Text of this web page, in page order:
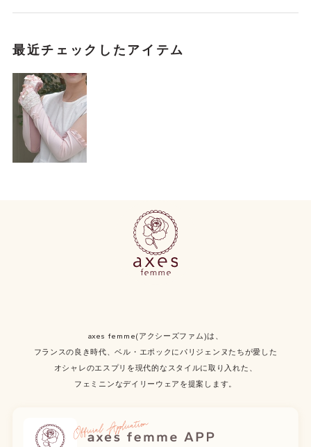
最近チェックしたアイテム
axes femme(アクシーズファム)は、
フランスの良き時代、ベル・エポックにパリジェンヌたちが愛した
オシャレのエスプリを現代的なスタイルに取り入れた、
フェミニンなデイリーウェアを提案します。